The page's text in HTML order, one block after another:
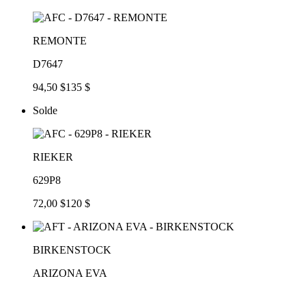
REMONTE
D7647
94,50 $135 $
Solde
RIEKER
629P8
72,00 $120 $
BIRKENSTOCK
ARIZONA EVA